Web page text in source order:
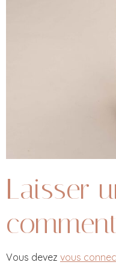
Laisser
Vous devez vous